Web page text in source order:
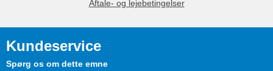
Aftale- og lejebetingelser
Kundeservice
Spørg os om dette emne